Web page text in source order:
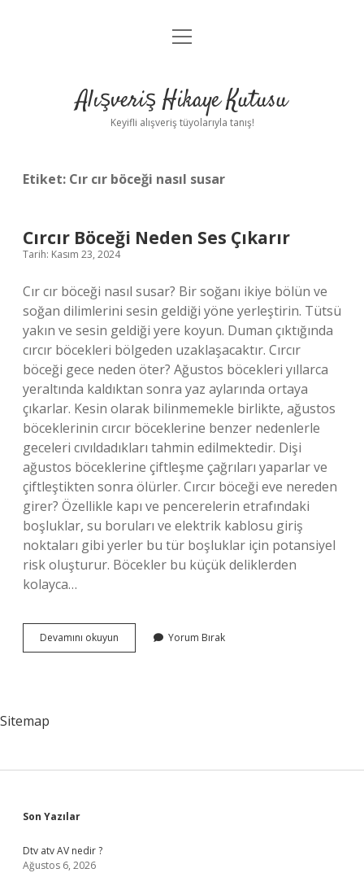
Anasayfa
Yasal Uyarı
menüyü
Alışveriş Hikaye Kutusu
Keyifli alışveriş tüyolarıyla tanış!
Etiket: Cır cır böceği nasıl susar
Cırcır Böceği Neden Ses Çıkarır
Tarih: Kasım 23, 2024
Cır cır böceği nasıl susar? Bir soğanı ikiye bölün ve
soğan dilimlerini sesin geldiği yöne yerleştirin. Tütsü
yakın ve sesin geldiği yere koyun. Duman çıktığında
cırcır böcekleri bölgeden uzaklaşacaktır. Cırcır
böceği gece neden öter? Ağustos böcekleri yıllarca
yeraltında kaldıktan sonra yaz aylarında ortaya
çıkarlar. Kesin olarak bilinmemekle birlikte, ağustos
böceklerinin cırcır böceklerine benzer nedenlerle
geceleri cıvıldadıkları tahmin edilmektedir. Dişi
ağustos böceklerine çiftleşme çağrıları yaparlar ve
çiftleştikten sonra ölürler. Cırcır böceği eve nereden
girer? Özellikle kapı ve pencerelerin etrafındaki
boşluklar, su boruları ve elektrik kablosu giriş
noktaları gibi yerler bu tür boşluklar için potansiyel
risk oluşturur. Böcekler bu küçük deliklerden
kolayca…
Devamını okuyun
Böceği
Yorum Bırak
Sitemap
Sidebar
Son Yazılar
Dtv atv AV nedir ?
Ağustos 6, 2026